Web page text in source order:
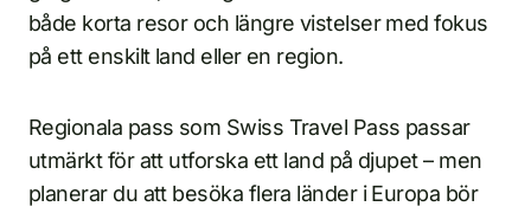
både korta resor och längre vistelser med fokus
på ett enskilt land eller en region.
Regionala pass som Swiss Travel Pass passar
utmärkt för att utforska ett land på djupet – men
planerar du att besöka flera länder i Europa bör